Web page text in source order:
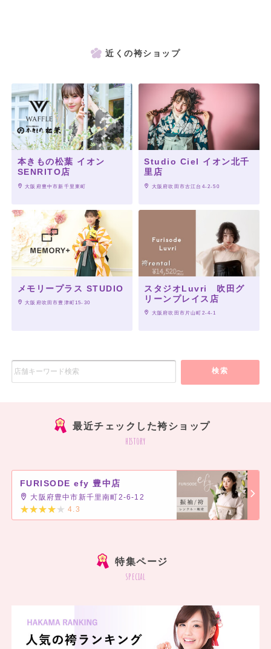
近くの袴ショップ
本きもの松葉 イオン
SENRITO店
大阪府豊中市新千里東町
Studio Ciel イオン北千
里店
大阪府吹田市古江台4-2-50
メモリープラス STUDIO
大阪府吹田市豊津町15-30
スタジオLuvri 吹田グ
リーンプレイス店
大阪府吹田市片山町2-4-1
検索
最近チェックした袴ショップ
history
FURISODE efy 豊中店
大阪府豊中市新千里南町2-6-12
4.3
特集ページ
special